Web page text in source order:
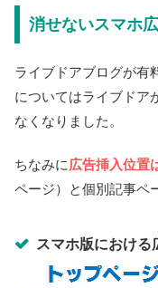
消せないスマホ
ライブドアブログが有
についてはライブドア
なくなりました。
ちなみに広告挿入位置
ページ）と個別記事ペ
スマホ版における